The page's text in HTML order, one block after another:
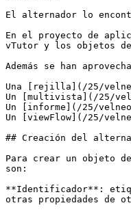
El alternador lo
En el proyecto de
vTutor y los objetos
Además se han
Una [rejilla](/25/
Un [multivista](/25/
Un [informe](/25/
Un [viewFlow](/25/
## Creación del
Para crear un objeto
son:
**Identificador**:
otras propiedades de